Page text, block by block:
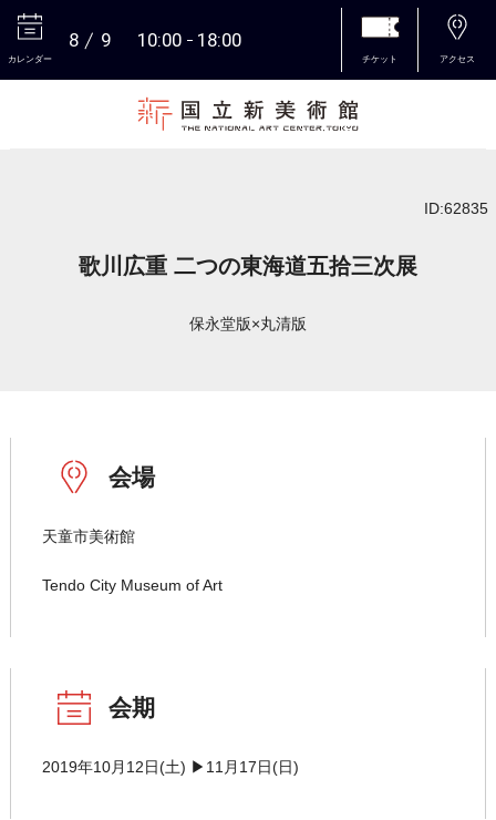
カレンダー
8 9 10:00 18:00
チケット アクセス
ID:62835
歌川広重 二つの東海道五拾三次展
保永堂版×丸清版
会場
天童市美術館
Tendo City Museum of Art
会期
2019年10月12日(土) ▶11月17日(日)